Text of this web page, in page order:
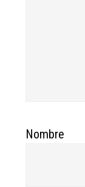
Nombre